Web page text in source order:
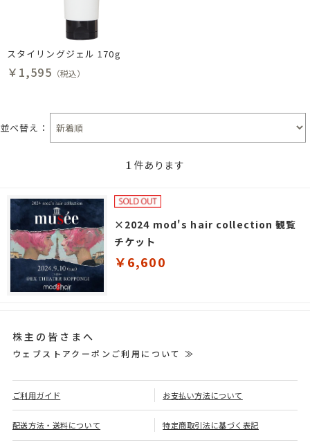
スタイリングジェル 170g
￥1,595 （税込）
並べ替え：
1 件あります
×2024 mod's hair collection 観覧
チケット
￥6,600
株主の皆さまへ
ウェブストアクーポンご利用について ≫
ご利用ガイド お支払い方法について
配送方法・送料について 特定商取引法に基づく表記